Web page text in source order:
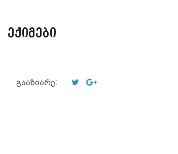
ექიმები
გააზიარე: